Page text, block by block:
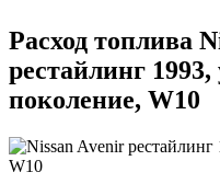
Расход топлива
рестайлинг 1993,
поколение, W10